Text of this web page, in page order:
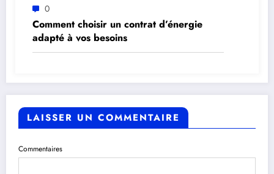
0
Comment choisir un contrat d’énergie
adapté à vos besoins
LAISSER UN COMMENTAIRE
Commentaires